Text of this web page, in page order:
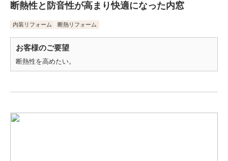
断熱性と防音性が高まり快適になった内窓
内装リフォーム 断熱リフォーム
お客様のご要望
断熱性を高めたい。